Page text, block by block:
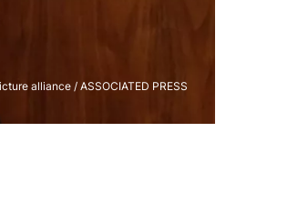
alliance / ASSOCIATED PRESS